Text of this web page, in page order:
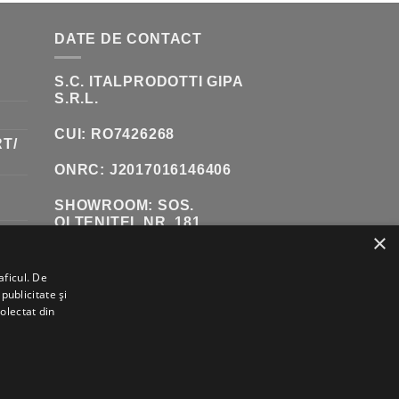
DATE DE CONTACT
S.C. ITALPRODOTTI GIPA
S.R.L.
CUI: RO7426268
ONRC: J2017016146406
SHOWROOM:SOS.
OLTENITEI, NR. 181,
TELEFON:
×
De
și
din